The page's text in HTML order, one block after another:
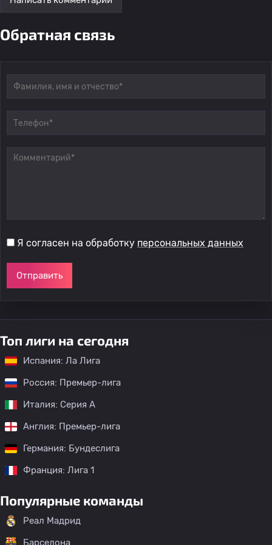
Обратная связь
Я согласен на обработку персональных данных
Отправить
Топ лиги на сегодня
Испания: Ла Лига
Россия: Премьер-лига
Италия: Серия А
Англия: Премьер-лига
Германия: Бундеслига
Франция: Лига 1
Популярные команды
Реал Мадрид
Барселона